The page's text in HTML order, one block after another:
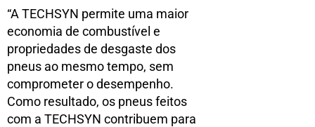
“A TECHSYN permite uma maior
economia de combustível e
propriedades de desgaste dos
pneus ao mesmo tempo, sem
comprometer o desempenho.
Como resultado, os pneus feitos
com a TECHSYN contribuem para